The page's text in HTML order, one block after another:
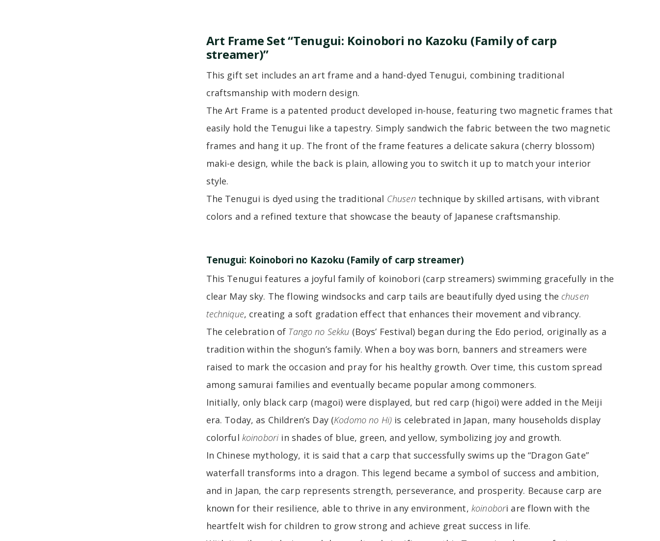
Art Frame Set “Tenugui: Koinobori no Kazoku (Family of carp
streamer)”
This gift set includes an art frame and a hand-dyed Tenugui, combining traditional
craftsmanship with modern design.
The Art Frame is a patented product developed in-house, featuring two magnetic frames that
easily hold the Tenugui like a tapestry. Simply sandwich the fabric between the two magnetic
frames and hang it up. The front of the frame features a delicate sakura (cherry blossom)
maki-e design, while the back is plain, allowing you to switch it up to match your interior
style.
The Tenugui is dyed using the traditional Chusen technique by skilled artisans, with vibrant
colors and a refined texture that showcase the beauty of Japanese craftsmanship.
Tenugui: Koinobori no Kazoku (Family of carp streamer)
This Tenugui features a joyful family of koinobori (carp streamers) swimming gracefully in the
clear May sky. The flowing windsocks and carp tails are beautifully dyed using the chusen
technique, creating a soft gradation effect that enhances their movement and vibrancy.
The celebration of Tango no Sekku (Boys’ Festival) began during the Edo period, originally as a
tradition within the shogun’s family. When a boy was born, banners and streamers were
raised to mark the occasion and pray for his healthy growth. Over time, this custom spread
among samurai families and eventually became popular among commoners.
Initially, only black carp (magoi) were displayed, but red carp (higoi) were added in the Meiji
era. Today, as Children’s Day (Kodomo no Hi) is celebrated in Japan, many households display
colorful koinoboriin shades of blue, green, and yellow, symbolizing joy and growth.
In Chinese mythology, it is said that a carp that successfully swims up the “Dragon Gate”
waterfall transforms into a dragon. This legend became a symbol of success and ambition,
and in Japan, the carp represents strength, perseverance, and prosperity. Because carp are
known for their resilience, able to thrive in any environment, koinobori are flown with the
heartfelt wish for children to grow strong and achieve great success in life.